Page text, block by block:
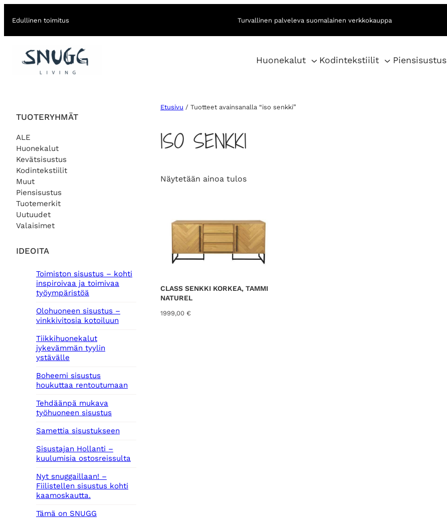
Edullinen toimitus Turvallinen palveleva suomalainen verkkokauppa
Huonekalut Kodintekstiilit Piensisustus
TUOTERYHMÄT
ALE
Huonekalut
Kevätsisustus
Kodintekstiilit
Muut
Piensisustus
Tuotemerkit
Uutuudet
Valaisimet
IDEOITA
Toimiston sisustus – kohti
inspiroivaa ja toimivaa
työympäristöä
Olohuoneen sisustus –
vinkkivitosia kotoiluun
Tiikkihuonekalut
jykevämmän tyylin
ystävälle
Boheemi sisustus
houkuttaa rentoutumaan
Tehdäänpä mukava
työhuoneen sisustus
Samettia sisustukseen
Sisustajan Hollanti –
kuulumisia ostosreissulta
Nyt snuggaillaan! –
Fiilistellen sisustus kohti
kaamoskautta.
Tämä on SNUGG
Etusivu / Tuotteet avainsanalla “iso senkki”
ISO SENKKI
Näytetään ainoa tulos
CLASS SENKKI KORKEA, TAMMI
NATUREL
1999,00 €